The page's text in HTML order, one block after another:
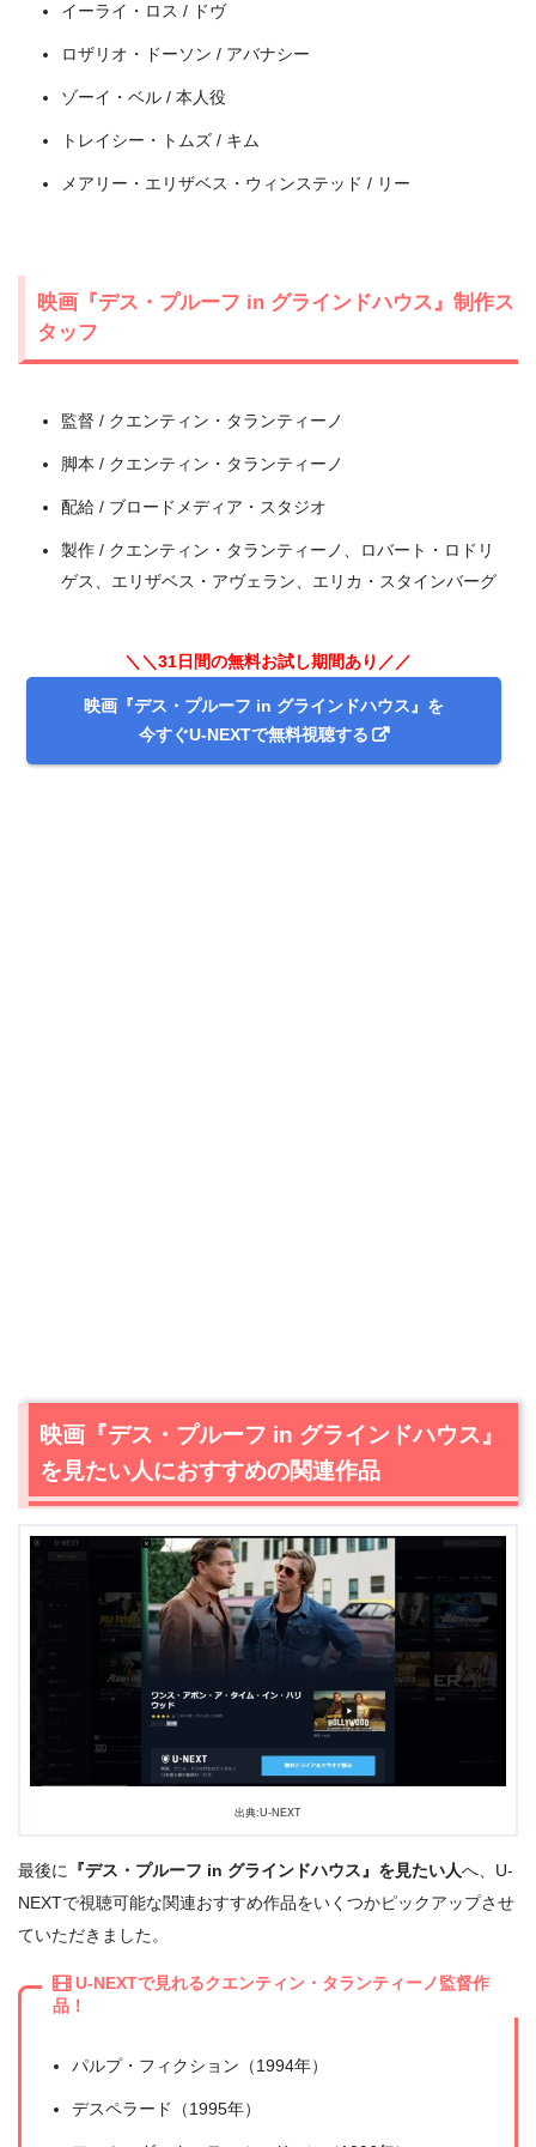
今すぐ無料でU-NEXTで見る
＼＼31日間無料!!お試し解約もOK／／
今すぐ無料でU-NEXTで見る
イーライ・ロス / ドヴ
ロザリオ・ドーソン / アバナシー
ゾーイ・ベル / 本人役
トレイシー・トムズ / キム
メアリー・エリザベス・ウィンステッド / リー
映画『デス・プルーフ in グラインドハウス』制作ス
タッフ
監督 / クエンティン・タランティーノ
脚本 / クエンティン・タランティーノ
配給 / ブロードメディア・スタジオ
製作 / クエンティン・タランティーノ、ロバート・ロドリ
ゲス、エリザベス・アヴェラン、エリカ・スタインバーグ
＼＼31日間の無料お試し期間あり／／
映画『デス・プルーフ in グラインドハウス』を
今すぐU-NEXTで無料視聴する
映画『デス・プルーフ in グラインドハウス』
を見たい人におすすめの関連作品
出典:U-NEXT
最後に 『デス・プルーフ in グラインドハウス』を見たい人へ、U-
NEXTで視聴可能な関連おすすめ作品をいくつかピックアップさせ
ていただきました。
U-NEXTで見れるクエンティン・タランティーノ監督作
品！
パルプ・フィクション（1994年）
デスペラード（1995年）